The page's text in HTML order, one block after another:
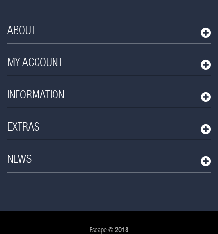
ABOUT
MY ACCOUNT
INFORMATION
EXTRAS
NEWS
Escape © 2018